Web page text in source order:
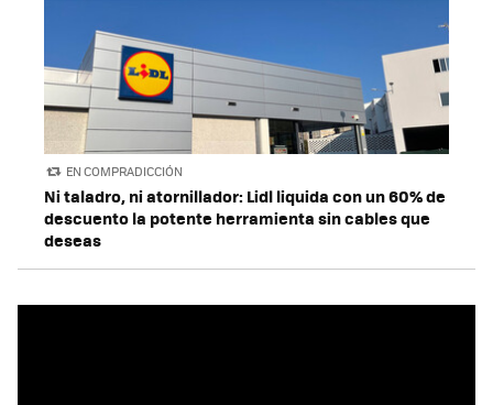
EN COMPRADICCIÓN
Ni taladro, ni atornillador: Lidl liquida con un 60% de
descuento la potente herramienta sin cables que
deseas